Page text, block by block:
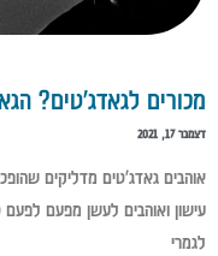
מכורים לגאדג'טים?
דצמבר 17, 2021
אוהבים גאדג'טים מדליקים
עישון ואוהבים לעשן מפעם
לגמרי